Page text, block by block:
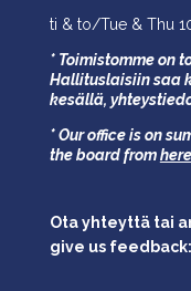
ti & to/Tue & Thu
* Toimistomme on
Hallituslaisiin saa
kesällä,
* Our office is on
the board fromhere
Ota yhteyttä tai
give us feedback: